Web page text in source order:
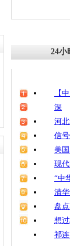
24小
【
深
河
信
美
现
“中
清
盘
想
祁